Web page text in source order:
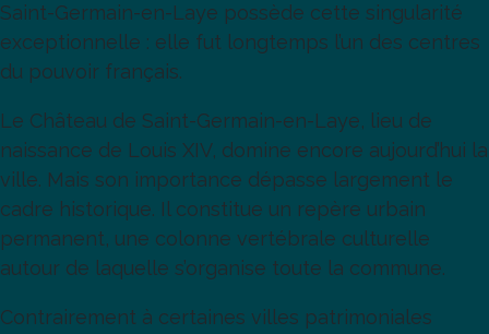
Saint-Germain-en-Laye possède cette singularité
exceptionnelle : elle fut longtemps l’un des centres
du pouvoir français.
Le Château de Saint-Germain-en-Laye, lieu de
naissance de Louis XIV, domine encore aujourd’hui la
ville. Mais son importance dépasse largement le
cadre historique. Il constitue un repère urbain
permanent, une colonne vertébrale culturelle
autour de laquelle s’organise toute la commune.
Contrairement à certaines villes patrimoniales